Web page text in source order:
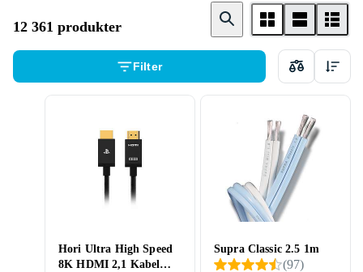
12 361 produkter
Filter
Hori Ultra High Speed
8K HDMI 2,1 Kabel
Supra Classic 2.5 1m
(97)